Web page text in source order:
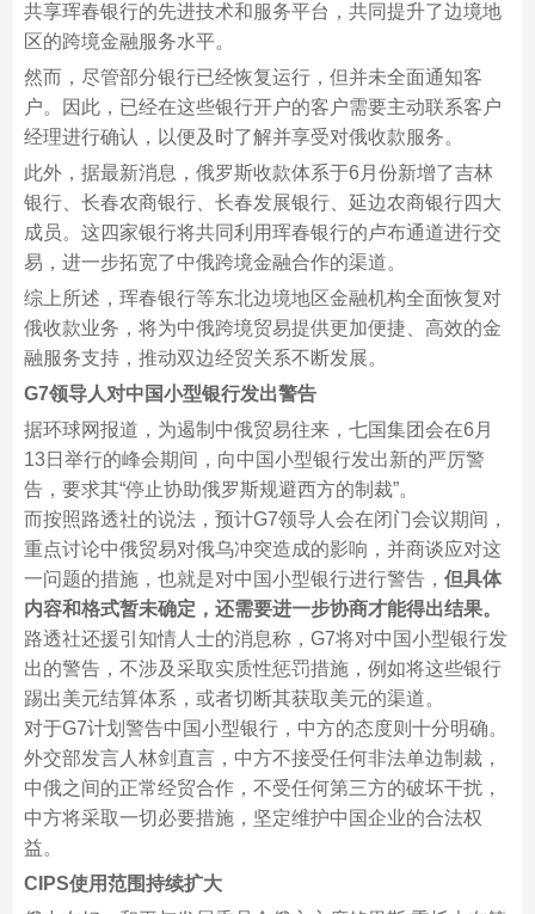
共享珲春银行的先进技术和服务平台，共同提升了边境地
区的跨境金融服务水平。
然而，尽管部分银行已经恢复运行，但并未全面通知客
户。因此，已经在这些银行开户的客户需要主动联系客户
经理进行确认，以便及时了解并享受对俄收款服务。
此外，据最新消息，俄罗斯收款体系于6月份新增了吉林
银行、长春农商银行、长春发展银行、延边农商银行四大
成员。这四家银行将共同利用珲春银行的卢布通道进行交
易，进一步拓宽了中俄跨境金融合作的渠道。
综上所述，珲春银行等东北边境地区金融机构全面恢复对
俄收款业务，将为中俄跨境贸易提供更加便捷、高效的金
融服务支持，推动双边经贸关系不断发展。
G7领导人对中国小型银行发出警告
据环球网报道，为遏制中俄贸易往来，七国集团会在6月
13日举行的峰会期间，向中国小型银行发出新的严厉警
告，要求其“停止协助俄罗斯规避西方的制裁”。
而按照路透社的说法，预计G7领导人会在闭门会议期间，
重点讨论中俄贸易对俄乌冲突造成的影响，并商谈应对这
一问题的措施，也就是对中国小型银行进行警告， 但具体
内容和格式暂未确定，还需要进一步协商才能得出结果。
路透社还援引知情人士的消息称，G7将对中国小型银行发
出的警告，不涉及采取实质性惩罚措施，例如将这些银行
踢出美元结算体系，或者切断其获取美元的渠道。
对于G7计划警告中国小型银行，中方的态度则十分明确。
外交部发言人林剑直言，中方不接受任何非法单边制裁，
中俄之间的正常经贸合作，不受任何第三方的破坏干扰，
中方将采取一切必要措施，坚定维护中国企业的合法权
益。
CIPS使用范围持续扩大